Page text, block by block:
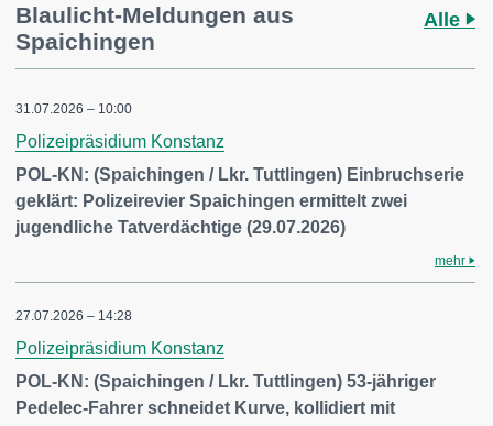
Blaulicht-Meldungen aus
Spaichingen
Alle
31.07.2026 – 10:00
Polizeipräsidium Konstanz
POL-KN: (Spaichingen / Lkr. Tuttlingen) Einbruchserie
geklärt: Polizeirevier Spaichingen ermittelt zwei
jugendliche Tatverdächtige (29.07.2026)
mehr
27.07.2026 – 14:28
Polizeipräsidium Konstanz
POL-KN: (Spaichingen / Lkr. Tuttlingen) 53-jähriger
Pedelec-Fahrer schneidet Kurve, kollidiert mit